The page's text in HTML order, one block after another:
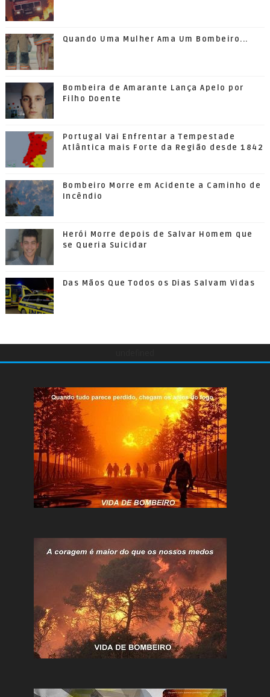
Quando Uma Mulher Ama Um Bombeiro...
Bombeira de Amarante Lança Apelo por
Filho Doente
Portugal Vai Enfrentar a Tempestade
Atlântica mais Forte da Região desde 1842
Bombeiro Morre em Acidente a Caminho de
Incêndio
Herói Morre depois de Salvar Homem que
se Queria Suicidar
Das Mãos Que Todos os Dias Salvam Vidas